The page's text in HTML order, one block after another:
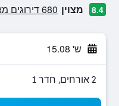
8.4 מצוין 680 דירוגים מאומתים
ש' 15.08
2 אורחים, חדר 1